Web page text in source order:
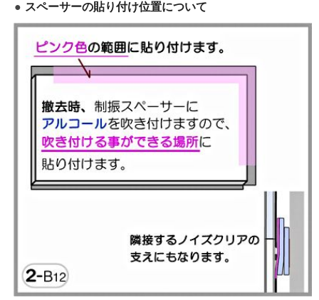
スペーサーの貼り付け位置について